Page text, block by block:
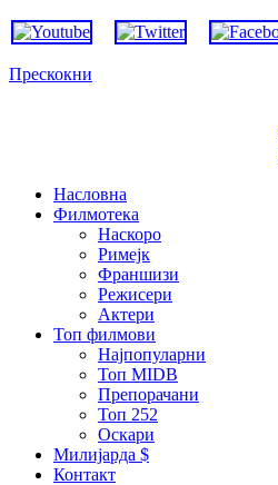
Прескокни
Насловна
Филмотека
Наскоро
Римејк
Франшизи
Режисери
Актери
Топ филмови
Најпопуларни
Топ MIDB
Препорачани
Топ 252
Оскари
Милијарда $
Контакт